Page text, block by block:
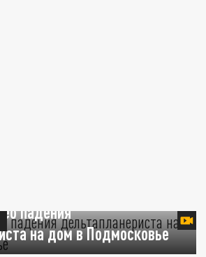
падения
на дом в Подмосковье